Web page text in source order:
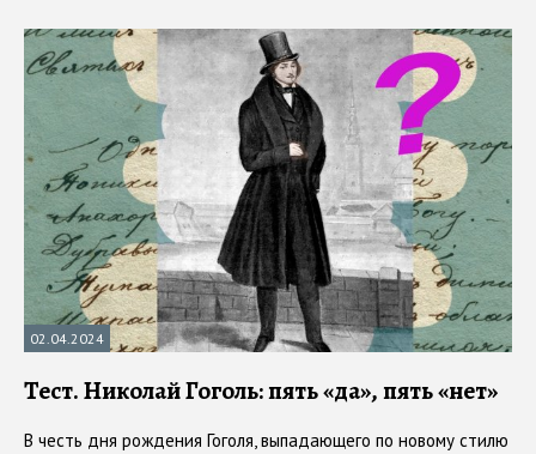
02.04.2024
Тест. Николай Гоголь: пять «да», пять «нет»
В честь дня рождения Гоголя, выпадающего по новому стилю